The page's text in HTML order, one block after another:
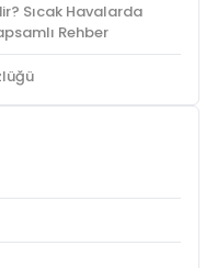
Sıcak Havalarda
Rehber